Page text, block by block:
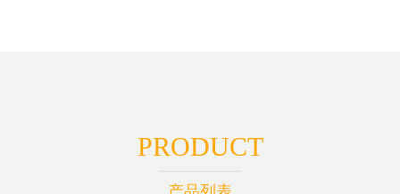
PRODUCT